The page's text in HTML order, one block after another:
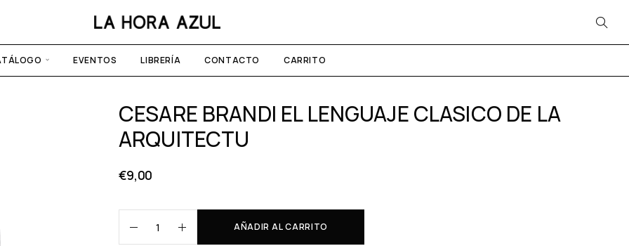
EVENTOS LIBRERÍA CONTACTO CARRITO
CESARE BRANDI EL LENGUAJE CLASICO DE LA
ARQUITECTU
€9,00
AÑADIR AL CARRITO